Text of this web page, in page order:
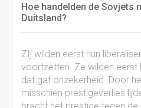
Hoe handelden de Sovjets
Duitsland?
ZIj wilden eerst hun
voortzetten. Ze wilden eerst
dat gaf onzekerheid. Door
misschien prestigeverlies